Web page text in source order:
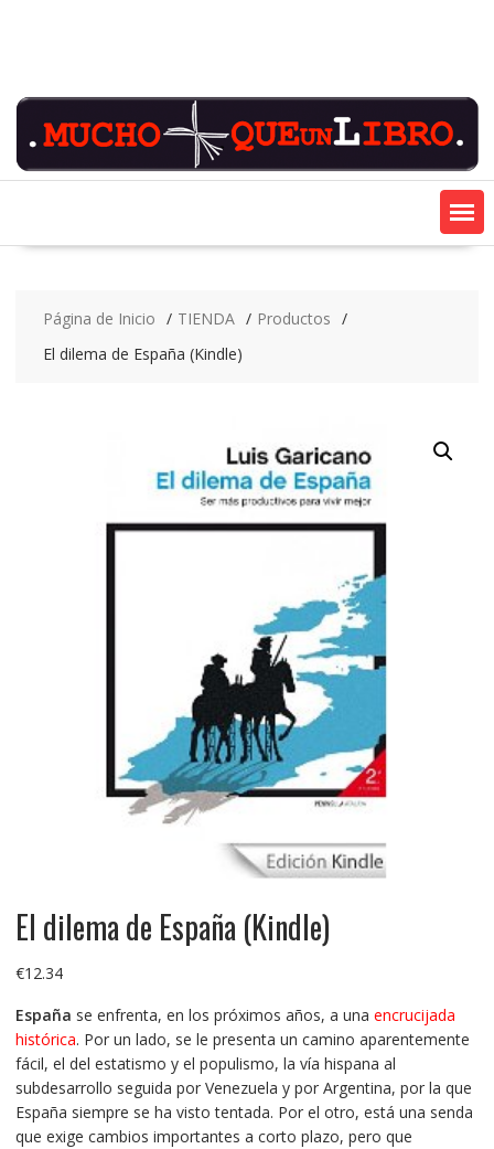
Página de Inicio TIENDA
Productos
El dilema de España (Kindle)
El dilema de España (Kindle)
€12.34
España se enfrenta, en los próximos años, a una encrucijada
histórica. Por un lado, se le presenta un camino aparentemente
fácil, el del estatismo y el populismo, la vía hispana al
subdesarrollo seguida por Venezuela y por Argentina, por la que
España siempre se ha visto tentada. Por el otro, está una senda
que exige cambios importantes a corto plazo, pero que